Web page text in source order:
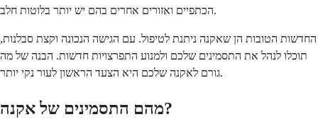
הכתפיים ואזורים אחרים בהם יש יותר בלוטות חלב.
החדשות הטובות הן שאקנה ניתנת לטיפול. עם הגישה הנכונה וקצת סבלנות,
תוכלו לנהל את התסמינים שלכם ולמנוע התפרצויות חדשות. הבנה של מה
גורם לאקנה שלכם היא הצעד הראשון לעור נקי יותר.
מהם התסמינים של אקנה?